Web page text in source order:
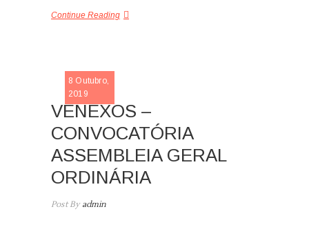
Continue Reading
8 Outubro,
2019
VENEXOS –
CONVOCATÓRIA
ASSEMBLEIA GERAL
ORDINÁRIA
Post Byadmin